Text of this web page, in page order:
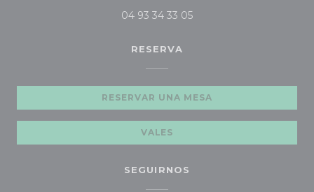
04 93 34 33 05
RESERVA
RESERVAR UNA MESA
VALES
SEGUIRNOS